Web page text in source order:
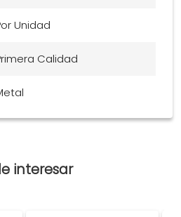
Unidad
Calidad
interesar